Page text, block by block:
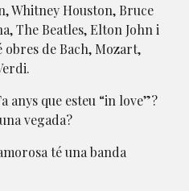
Whitney Houston, Bruce
The Beatles, Elton John i
de Bach, Mozart,
anys que esteu “in love”?
vegada?
té una banda